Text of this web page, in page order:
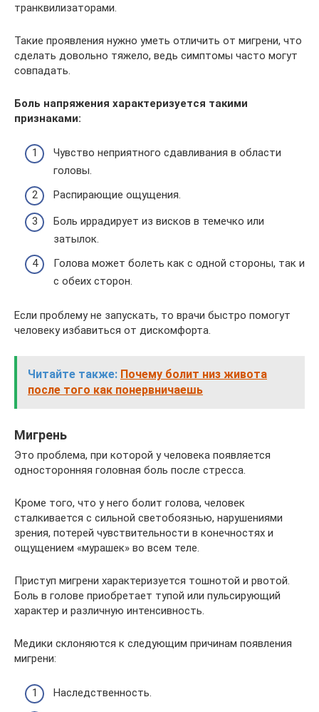
транквилизаторами.
Такие проявления нужно уметь отличить от мигрени, что
сделать довольно тяжело, ведь симптомы часто могут
совпадать.
Боль напряжения характеризуется такими
признаками:
Чувство неприятного сдавливания в области
головы.
Распирающие ощущения.
Боль иррадирует из висков в темечко или
затылок.
Голова может болеть как с одной стороны, так и
с обеих сторон.
Если проблему не запускать, то врачи быстро помогут
человеку избавиться от дискомфорта.
Читайте также: Почему болит низ живота
после того как понервничаешь
Мигрень
Это проблема, при которой у человека появляется
односторонняя головная боль после стресса.
Кроме того, что у него болит голова, человек
сталкивается с сильной светобоязнью, нарушениями
зрения, потерей чувствительности в конечностях и
ощущением «мурашек» во всем теле.
Приступ мигрени характеризуется тошнотой и рвотой.
Боль в голове приобретает тупой или пульсирующий
характер и различную интенсивность.
Медики склоняются к следующим причинам появления
мигрени:
Наследственность.